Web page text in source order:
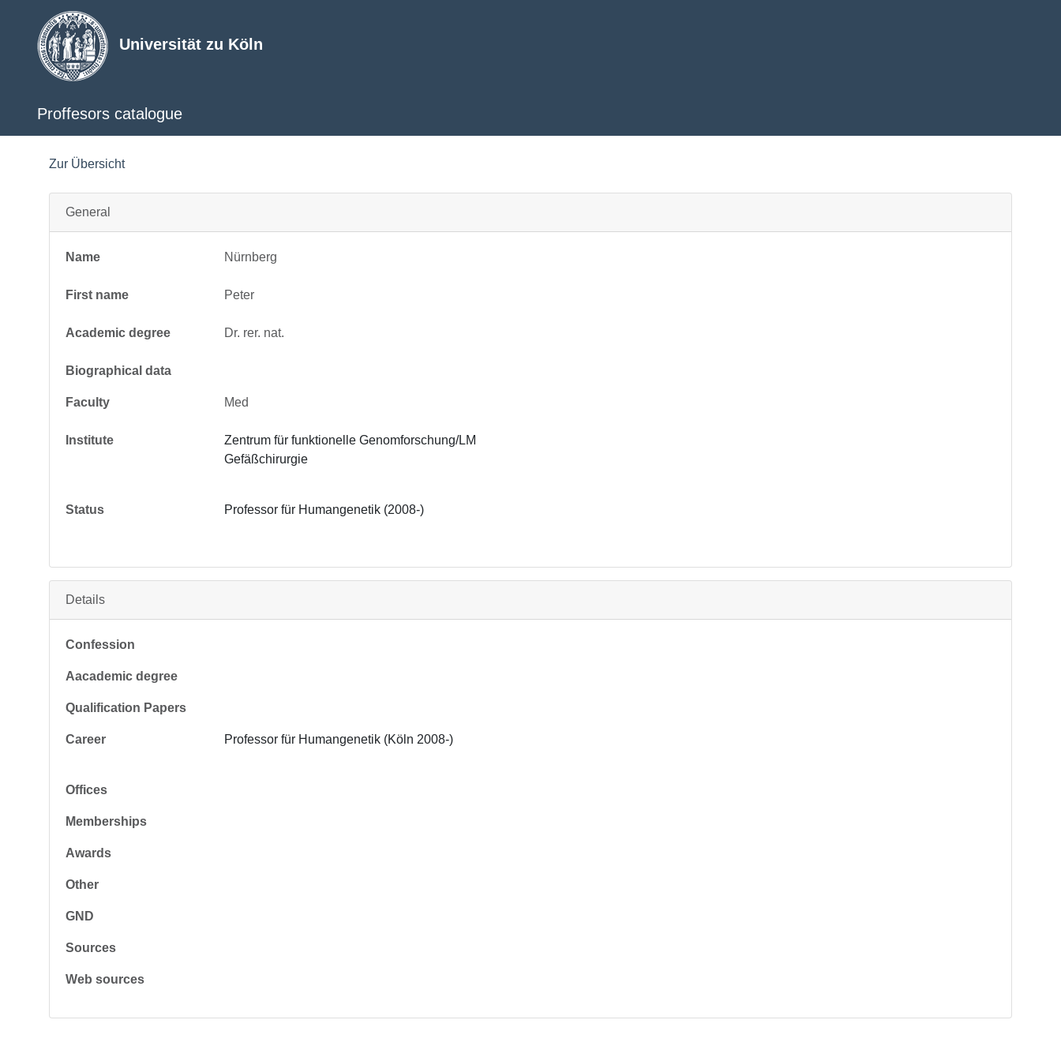
Universität zu Köln
Proffesors catalogue
Zur Übersicht
General
Name Nürnberg
First name Peter
Academic degree Dr. rer. nat.
Biographical data
Faculty Med
Institute
Zentrum für funktionelle Genomforschung/LM
Gefäßchirurgie
Status Professor für Humangenetik (2008-)
Details
Confession
Aacademic degree
Qualification Papers
Career Professor für Humangenetik (Köln 2008-)
Offices
Memberships
Awards
Other
GND
Sources
Web sources